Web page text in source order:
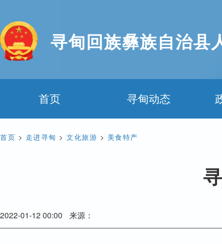
寻甸回族彝族自治县
首页 寻甸动态
首页 > 走进寻甸 > 文化旅游 > 美食特产
2022-01-12 00:00 来源：